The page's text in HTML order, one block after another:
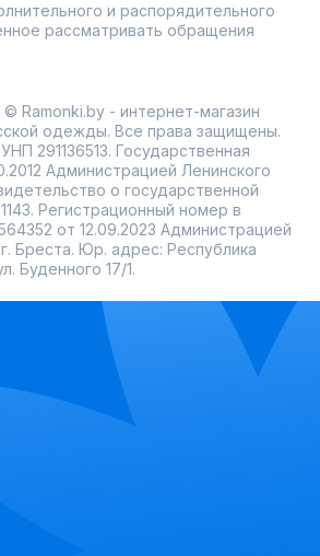
и распорядительного
рассматривать обращения
Ramonki.by - интернет-магазин
одежды. Все права защищены.
291136513. Государственная
Администрацией Ленинского
о государственной
Регистрационный номер в
от 12.09.2023 Администрацией
Бреста. Юр. адрес: Республика
Буденного 17/1.